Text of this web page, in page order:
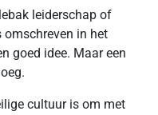
leiderschap of
omschreven in het
goed idee. Maar een
cultuur is om met